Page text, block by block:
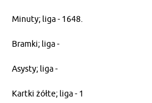
Minuty; liga - 1648.
Bramki; liga -
Asysty; liga -
Kartki żółte; liga - 1